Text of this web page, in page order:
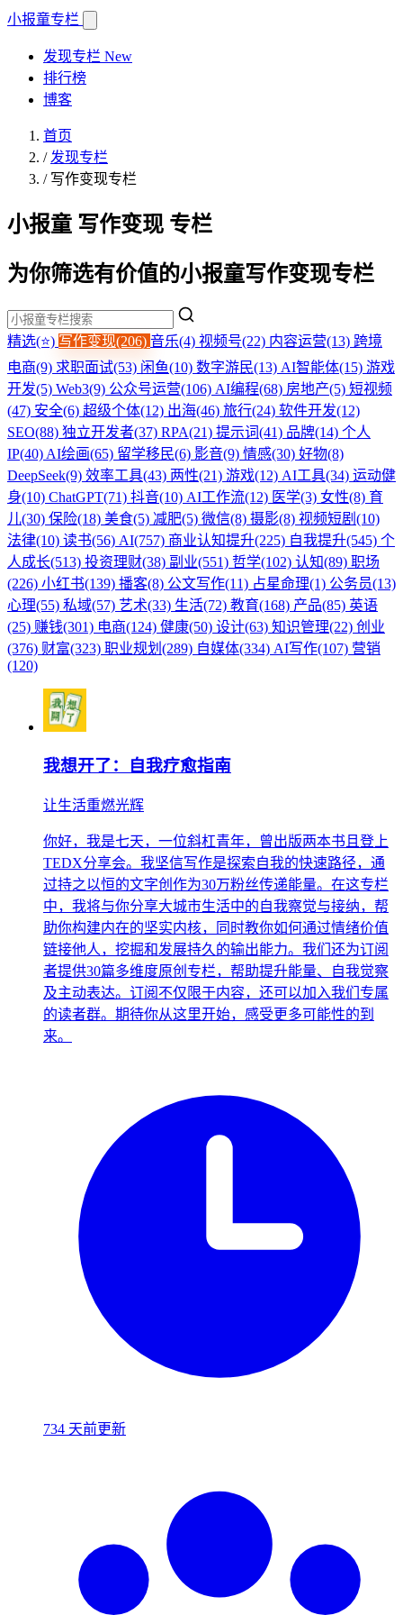
小报童专栏
发现专栏 New
排行榜
博客
首页
/ 发现专栏
/ 写作变现专栏
小报童 写作变现 专栏
为你筛选有价值的小报童写作变现专栏
精选(⭐) 写作变现(206) 音乐(4) 视频号(22) 内容运营(13) 跨境
电商(9) 求职面试(53) 闲鱼(10) 数字游民(13) AI智能体(15) 游戏
开发(5) Web3(9) 公众号运营(106) AI编程(68) 房地产(5) 短视频
(47) 安全(6) 超级个体(12) 出海(46) 旅行(24) 软件开发(12)
SEO(88) 独立开发者(37) RPA(21) 提示词(41) 品牌(14) 个人
IP(40) AI绘画(65) 留学移民(6) 影音(9) 情感(30) 好物(8)
DeepSeek(9) 效率工具(43) 两性(21) 游戏(12) AI工具(34) 运动健
身(10) ChatGPT(71) 抖音(10) AI工作流(12) 医学(3) 女性(8) 育
儿(30) 保险(18) 美食(5) 减肥(5) 微信(8) 摄影(8) 视频短剧(10)
法律(10) 读书(56) AI(757) 商业认知提升(225) 自我提升(545) 个
人成长(513) 投资理财(38) 副业(551) 哲学(102) 认知(89) 职场
(226) 小红书(139) 播客(8) 公文写作(11) 占星命理(1) 公务员(13)
心理(55) 私域(57) 艺术(33) 生活(72) 教育(168) 产品(85) 英语
(25) 赚钱(301) 电商(124) 健康(50) 设计(63) 知识管理(22) 创业
(376) 财富(323) 职业规划(289) 自媒体(334) AI写作(107) 营销
(120)
我想开了：自我疗愈指南
让生活重燃光辉
你好，我是七天，一位斜杠青年，曾出版两本书且登上
TEDX分享会。我坚信写作是探索自我的快速路径，通
过持之以恒的文字创作为30万粉丝传递能量。在这专栏
中，我将与你分享大城市生活中的自我察觉与接纳，帮
助你构建内在的坚实内核，同时教你如何通过情绪价值
链接他人，挖掘和发展持久的输出能力。我们还为订阅
者提供30篇多维度原创专栏，帮助提升能量、自我觉察
及主动表达。订阅不仅限于内容，还可以加入我们专属
的读者群。期待你从这里开始，感受更多可能性的到
来。
734 天前更新